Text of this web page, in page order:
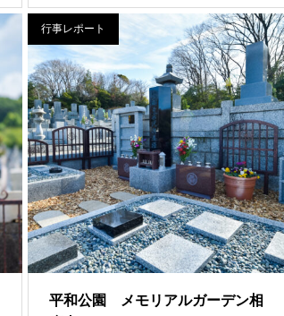
行事レポート
平和公園 メモリアルガーデン相